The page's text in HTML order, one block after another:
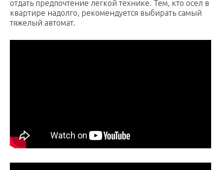
отдать предпочтение легкой технике. Тем, кто осел в
квартире надолго, рекомендуется выбирать самый
тяжелый автомат.